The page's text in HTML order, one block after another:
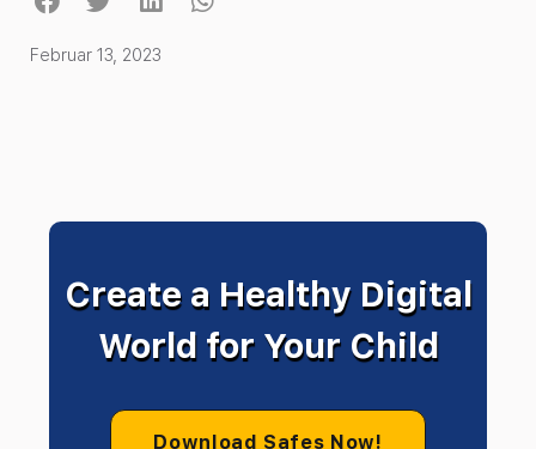
Februar 13, 2023
Create a Healthy Digital
World for Your Child
Download Safes Now!